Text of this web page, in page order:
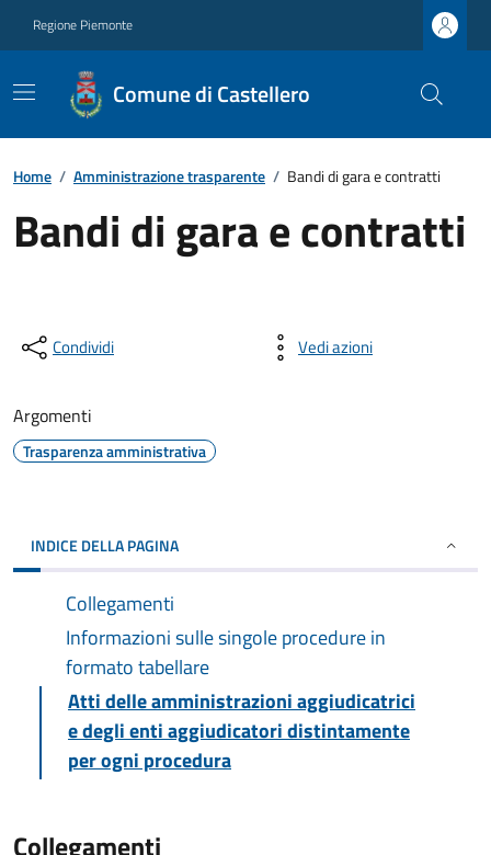
Regione Piemonte
Comune di Castellero
Home / Amministrazione trasparente / Bandi di gara e contratti
Bandi di gara e contratti
Condividi Vedi azioni
Argomenti
Trasparenza amministrativa
INDICE DELLA PAGINA
Collegamenti
Informazioni sulle singole procedure in
formato tabellare
Atti delle amministrazioni aggiudicatrici
e degli enti aggiudicatori distintamente
per ogni procedura
Collegamenti